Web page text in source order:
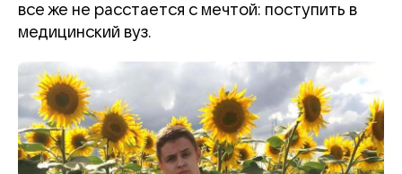
все же не расстается с мечтой: поступить в
медицинский вуз.